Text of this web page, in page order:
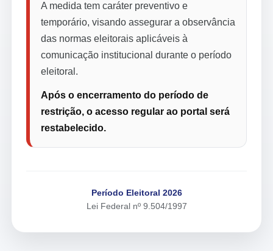
A medida tem caráter preventivo e
temporário, visando assegurar a observância
das normas eleitorais aplicáveis à
comunicação institucional durante o período
eleitoral.
Após o encerramento do período de
restrição, o acesso regular ao portal será
restabelecido.
Período Eleitoral 2026
Lei Federal nº 9.504/1997